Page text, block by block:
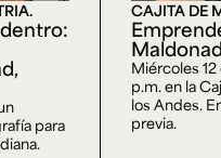
para
CAJITA DE
Miércoles
p.m. en la
los Andes.
previa.